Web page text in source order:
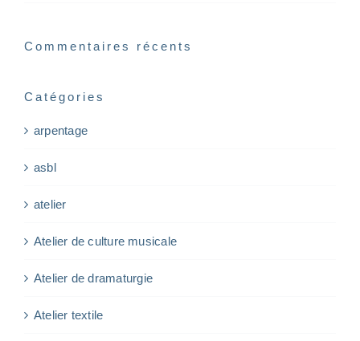
Commentaires récents
Catégories
arpentage
asbl
atelier
Atelier de culture musicale
Atelier de dramaturgie
Atelier textile